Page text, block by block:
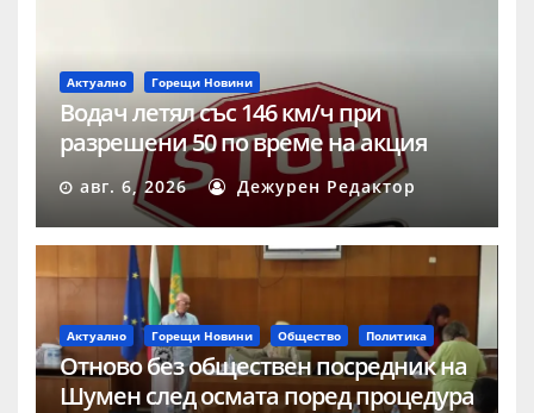
Актуално Горещи Новини
Водач летял със 146 км/ч при
разрешени 50 по време на акция
„Скорост“ в Шумен
авг. 6, 2026 Дежурен Редактор
Актуално Горещи Новини Общество Политика
Отново без обществен посредник на
Шумен след осмата поред процедура